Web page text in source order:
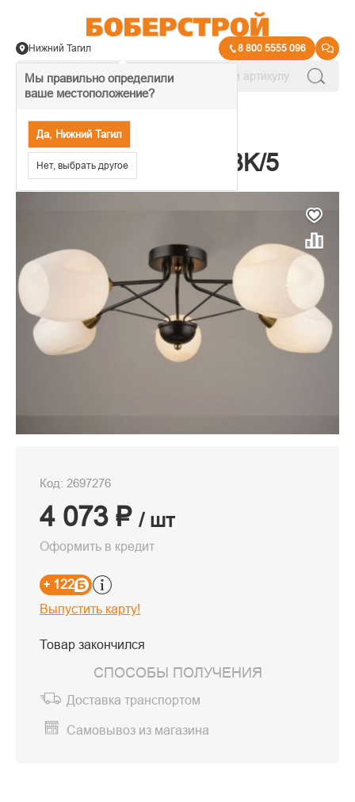
Мы правильно определили
ваше местоположение?
Да, Нижний Тагил
Нет, выбрать другое
Нижний Тагил 8 800 5555 096
Светильник 84222 BK/5
Код: 2697276
4 073 ₽ / шт
Оформить в кредит
+ 122
Выпустить карту!
Товар закончился
СПОСОБЫ ПОЛУЧЕНИЯ
Доставка транспортом
Самовывоз из магазина